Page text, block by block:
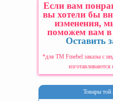
Если вам
вы хотели бы
изменения,
поможем вам в
Оставить
*для ТМ Fmebel заказы с
изготавливаются
Товары той